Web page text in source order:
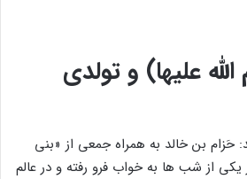
علیها) و تولدی
حَزام بن خالد به همراه جمعی از «بنی
یکی از شب ها به خواب فرو رفته و در عالم